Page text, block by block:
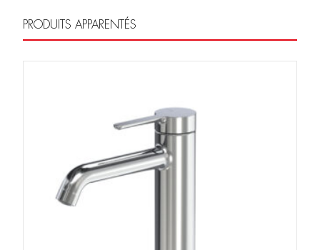
PRODUITS APPARENTÉS